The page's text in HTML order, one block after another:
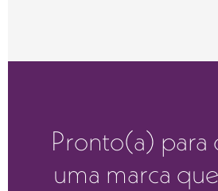
Pronto(a) para
uma marca